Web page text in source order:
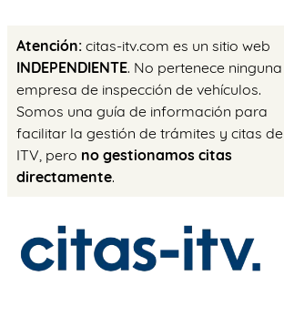
Atención: citas-itv.com es un sitio web
INDEPENDIENTE. No pertenece ninguna
empresa de inspección de vehículos.
Somos una guía de información para
facilitar la gestión de trámites y citas de
ITV, pero no gestionamos citas
directamente.